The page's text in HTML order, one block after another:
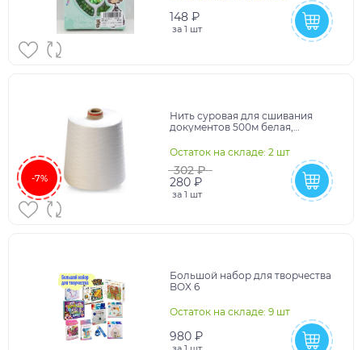
148 ₽
за 1 шт
-7%
Нить суровая для сшивания
документов 500м белая,
Остаток на складе: 2 шт
302 ₽
280 ₽
за 1 шт
Большой набор для творчества
BOX 6
Остаток на складе: 9 шт
980 ₽